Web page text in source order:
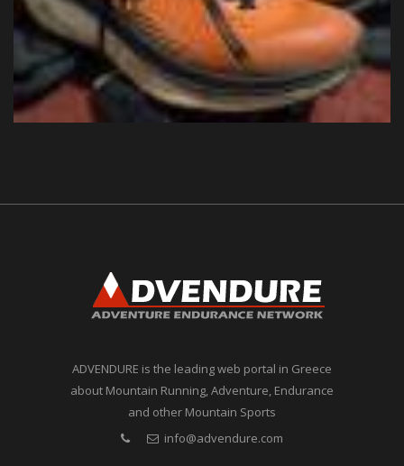
ADVENDURE is the leading web portal in Greece
about Mountain Running, Adventure, Endurance
and other Mountain Sports
info@advendure.com